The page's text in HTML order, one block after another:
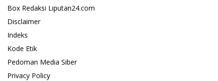
Box Redaksi Liputan24.com
Disclaimer
Indeks
Kode Etik
Pedoman Media Siber
Privacy Policy